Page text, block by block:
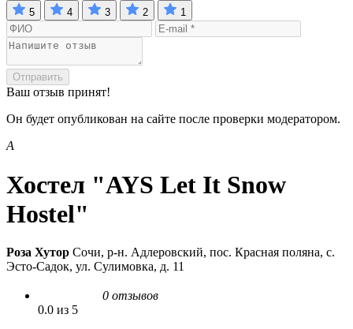
5 4 3 2 1
Отправить
Ваш отзыв принят!
Он будет опубликован на сайте после проверки модератором.
A
Хостел "AYS Let It Snow
Hostel"
Роза Хутор Сочи, р-н. Адлеровский, пос. Красная поляна, с.
Эсто-Садок, ул. Сулимовка, д. 11
0 отзывов
0.0 из 5